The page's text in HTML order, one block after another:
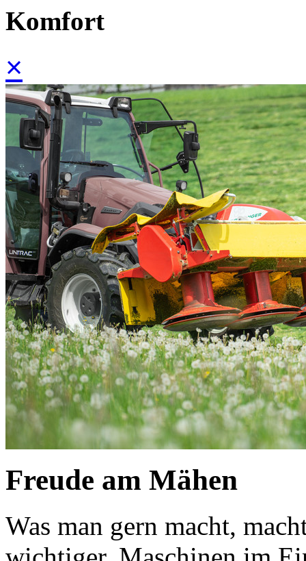
Komfort
×
Freude am Mähen
Was man gern macht,